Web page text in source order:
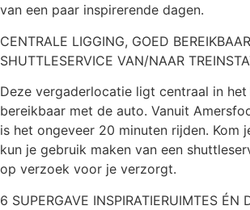
van een paar inspirerende dagen.
CENTRALE LIGGING, GOED
SHUTTLESERVICE VAN/NAAR
Deze vergaderlocatie ligt centraal in
bereikbaar met de auto. Vanuit
is het ongeveer 20 minuten rijden. Kom
kun je gebruik maken van een
op verzoek voor je verzorgt.
6 SUPERGAVE INSPIRATIERUIMTES ÉN